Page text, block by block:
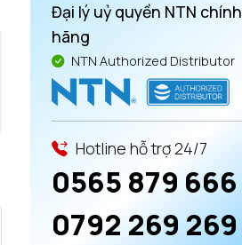
Đại lý uỷ quyền NTN chính
hãng
NTN Authorized Distributor
Hotline hỗ trợ 24/7
0565 879 666
0792 269 269